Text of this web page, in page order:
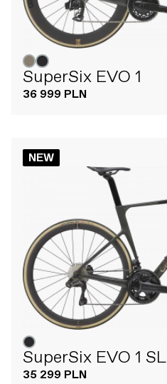
SuperSix EVO 1
36 999 PLN
NEW
SuperSix EVO 1 SL
35 299 PLN